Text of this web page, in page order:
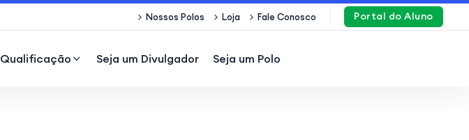
Nossos Polos Loja Fale Conosco Portal do Aluno
Qualificação Seja um Divulgador Seja um Polo